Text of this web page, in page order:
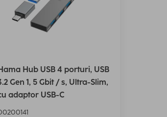
Hub USB 4 porturi, USB
Gen 1, 5 Gbit / s, Ultra-Slim,
adaptor USB-C